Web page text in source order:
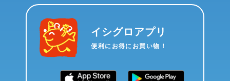
イシグロアプリ
便利にお得にお買い物！